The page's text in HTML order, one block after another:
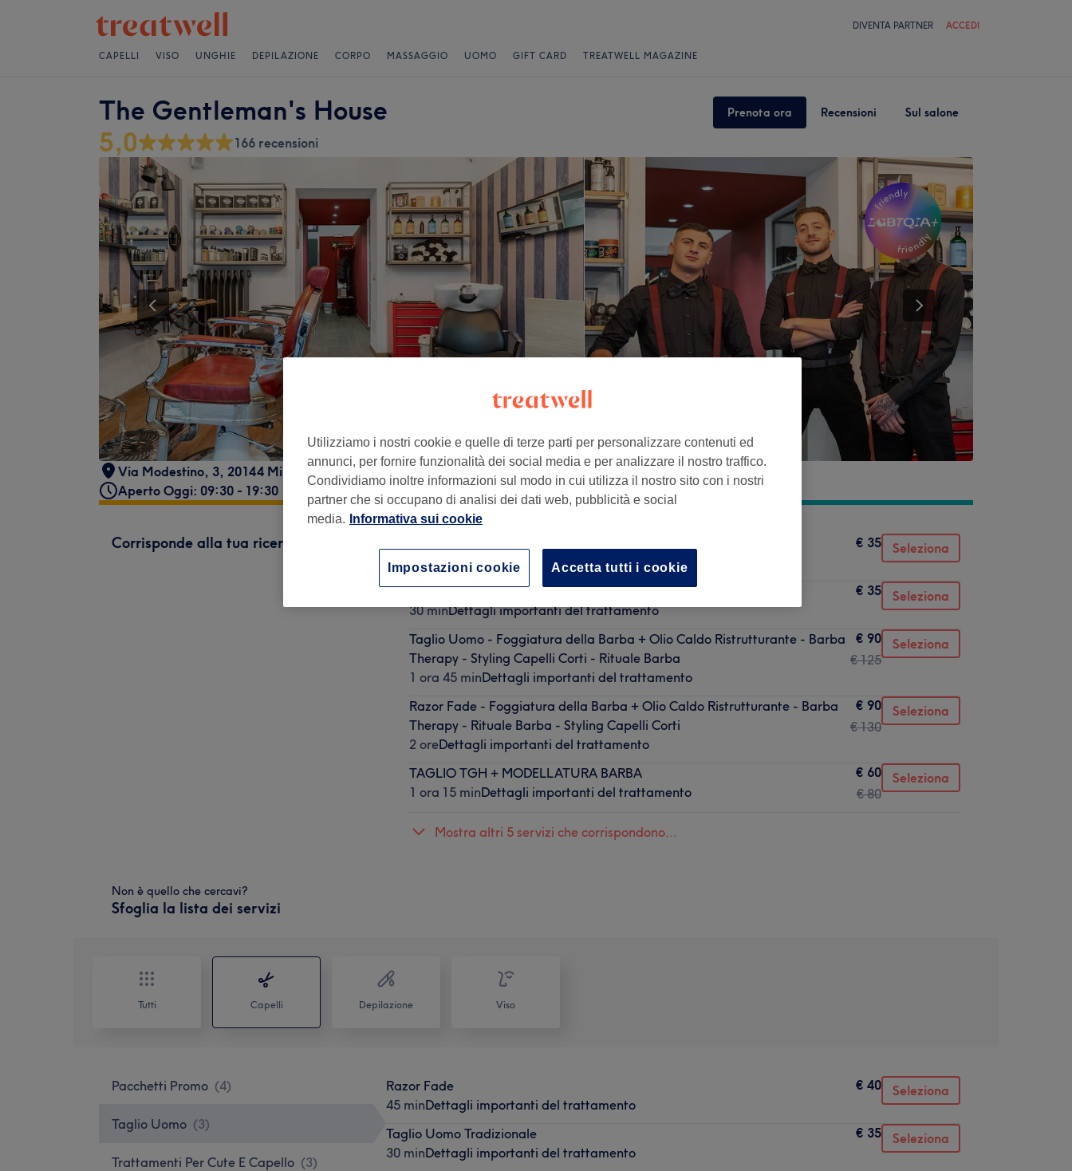
DIVENTA PARTNER ACCEDI
CAPELLI VISO UNGHIE DEPILAZIONE CORPO MASSAGGIO UOMO GIFT CARD TREATWELL MAGAZINE
The Gentleman's House Prenota ora Recensioni Sul salone
5,0 166 recensioni
Via Modestino, 3, 20144 Milano MI, Italia
Aperto Oggi: 09:30 - 19:30
Corrisponde alla tua ricerca
30 minDettagli importanti del trattamento
€ 35 Seleziona
Taglio Uomo Tradizionale
30 minDettagli importanti del trattamento
€ 35 Seleziona
Taglio Uomo - Foggiatura della Barba + Olio Caldo Ristrutturante - Barba
Therapy - Styling Capelli Corti - Rituale Barba
1 ora 45 minDettagli importanti del trattamento
€ 90
€ 125
Seleziona
Razor Fade - Foggiatura della Barba + Olio Caldo Ristrutturante - Barba
Therapy - Rituale Barba - Styling Capelli Corti
2 oreDettagli importanti del trattamento
€ 90
€ 130
Seleziona
TAGLIO TGH + MODELLATURA BARBA
1 ora 15 minDettagli importanti del trattamento
€ 60
€ 80
Seleziona
Mostra altri 5 servizi che corrispondono...
Non è quello che cercavi?
Sfoglia la lista dei servizi
Tutti Capelli Depilazione Viso
Pacchetti Promo (4)
Taglio Uomo (3)
Trattamenti Per Cute E Capello (3)
Razor Fade
45 minDettagli importanti del trattamento
€ 40 Seleziona
Taglio Uomo Tradizionale
30 minDettagli importanti del trattamento
€ 35 Seleziona
Utilizziamo i nostri cookie e quelle di terze parti per personalizzare contenuti ed
annunci, per fornire funzionalità dei social media e per analizzare il nostro traffico.
Condividiamo inoltre informazioni sul modo in cui utilizza il nostro sito con i nostri
partner che si occupano di analisi dei dati web, pubblicità e social
media.
Informativa sui cookie
Accetta tutti i cookie
Impostazioni cookie